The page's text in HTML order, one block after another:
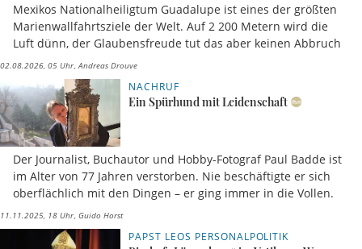
Mexikos Nationalheiligtum Guadalupe ist eines der größten
Marienwallfahrtsziele der Welt. Auf 2 200 Metern wird die
Luft dünn, der Glaubensfreude tut das aber keinen Abbruch
02.08.2026, 05 Uhr Andreas Drouve
NACHRUF
Ein Spürhund mit Leidenschaft
Der Journalist, Buchautor und Hobby-Fotograf Paul Badde ist
im Alter von 77 Jahren verstorben. Nie beschäftigte er sich
oberflächlich mit den Dingen – er ging immer in die Vollen.
11.11.2025, 18 Uhr Guido Horst
PAPST LEOS PERSONALPOLITIK